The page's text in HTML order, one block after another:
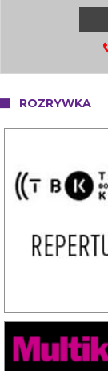
ROZRYWKA